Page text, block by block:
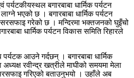
पर्यटकीयस्थल बगारबाबा धार्मिक पर्यटन
भएको छ । बगारबाबा धार्मिक पर्यटन
सरसफाइ गरेको छ । मन्दिरमा भक्तजनको घुइँचो
धार्मिक पर्यटन विकास समिति रिहारले
पर्यटक आउने गर्दछन् । बगारबाबा धार्मिक
अध्यक्ष रवीन्द्र खत्रीले माघीको समयमा मेला
गरिएको बताउनुभयो । उहाँले अब